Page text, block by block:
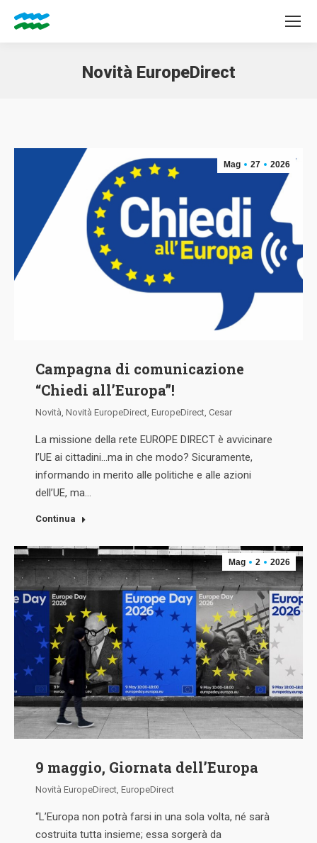
Novità EuropeDirect
Mag 27 2026
Campagna di comunicazione
“Chiedi all’Europa”!
Novità, Novità EuropeDirect, EuropeDirect, Cesar
La missione della rete EUROPE DIRECT è avvicinare
l’UE ai cittadini…ma in che modo? Sicuramente,
informando in merito alle politiche e alle azioni
dell’UE, ma…
Continua
Mag 2 2026
9 maggio, Giornata dell’Europa
Novità EuropeDirect, EuropeDirect
“L’Europa non potrà farsi in una sola volta, né sarà
costruita tutta insieme; essa sorgerà da